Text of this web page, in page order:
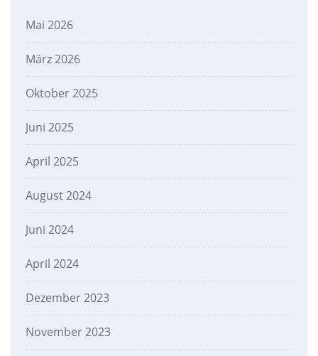
Mai 2026
März 2026
Oktober 2025
Juni 2025
April 2025
August 2024
Juni 2024
April 2024
Dezember 2023
November 2023